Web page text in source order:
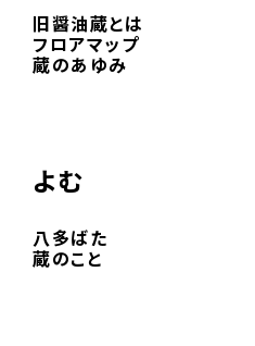
旧醤油蔵とは
フロアマップ
蔵のあゆみ
よむ
八多ばた
蔵のこと